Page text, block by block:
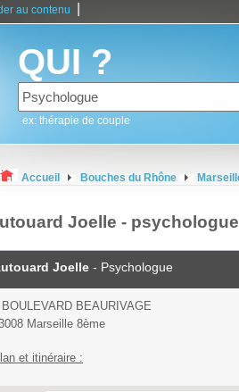
au contenu
QUI ?
ex: thérapie de couple
Accueil Bouches du Rhône
Joelle -
Joelle - Psychologue
BEAURIVAGE
Marseille 8ème
et itinéraire :